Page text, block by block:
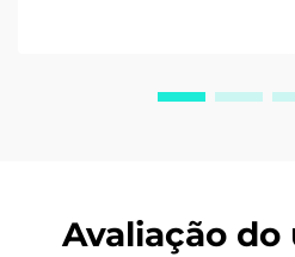
Avaliação do